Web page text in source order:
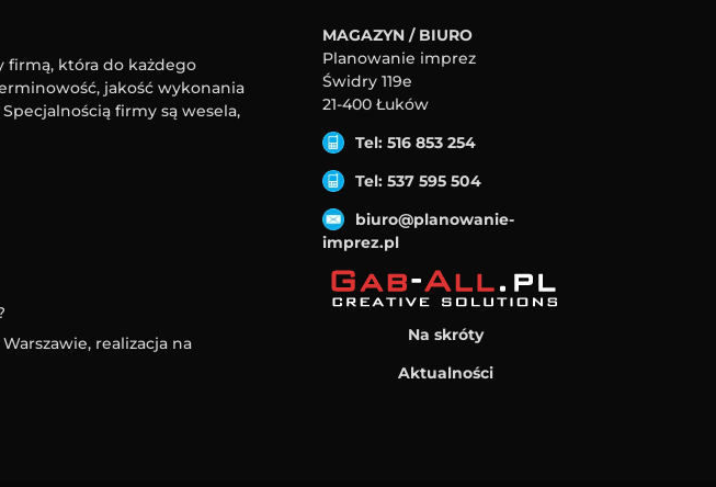
firmą, która do każdego
jakość wykonania
firmy są wesela,
realizacja na
MAGAZYN / BIURO
Planowanie imprez
Świdry 119e
21-400 Łuków
Tel: 516 853 254
Tel: 537 595 504
biuro@planowanie-
imprez.pl
Na skróty
Aktualności